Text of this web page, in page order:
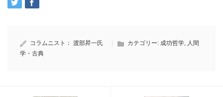
コラムニスト： 渡部昇一氏 カテゴリー: 成功哲学, 人間
学・古典